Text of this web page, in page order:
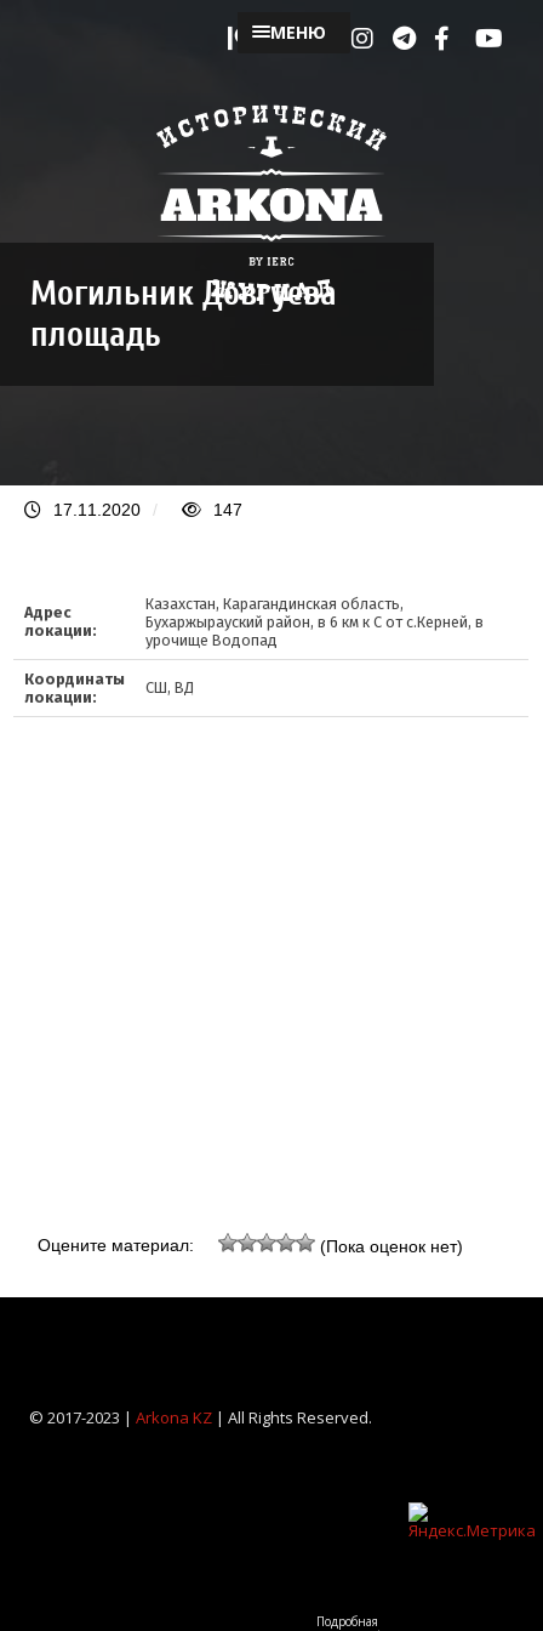
МЕНЮ
Могильник Довгуева
площадь
17.11.2020 / 147
Адрес
локации:
Казахстан, Карагандинская область,
Бухаржырауский район, в 6 км к С от с.Керней, в
урочище Водопад
Координаты
локации:
СШ, ВД
Оцените материал: (Пока оценок нет)
© 2017-2023 | Arkona KZ| All Rights Reserved.
Подробная